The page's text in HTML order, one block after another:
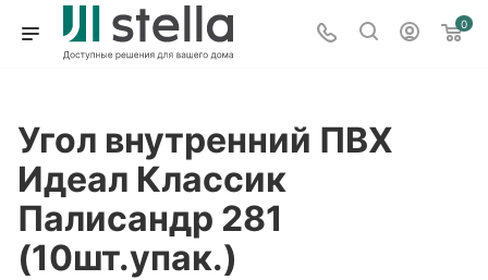
0
Угол внутренний ПВХ
Идеал Классик
Палисандр 281
(10шт.упак.)